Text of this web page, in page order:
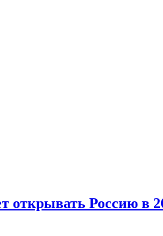
открывать Россию в